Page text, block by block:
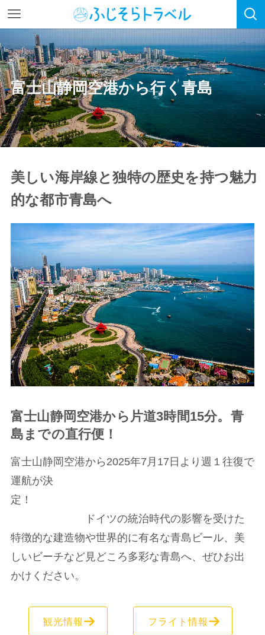
富士山静岡空港から行く青島
美しい海岸線と独特の歴史を持つ魅力
的な都市青島へ
富士山静岡空港から片道3時間15分。青
島までの直行便！
富士山静岡空港から2025年7月17日より週１往復で
運航が決
定！
ドイツの統治時代の影響を受けた
特徴的な建造物や世界的に有名な青島ビール、美
しいビーチなど見どころ多彩な青島へ、ぜひお出
かけください。
観光情報 フライト情報